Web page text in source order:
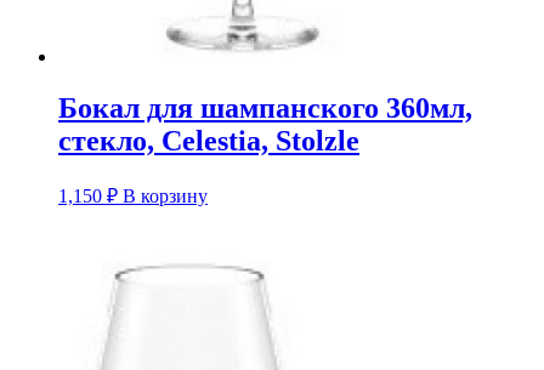
Бокал для шампанского 360мл,
стекло, Celestia, Stolzle
1,150 ₽ В корзину